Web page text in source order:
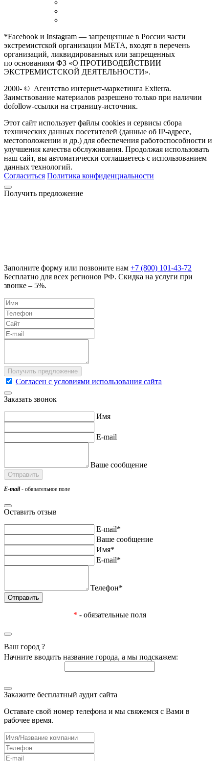
*Facebook и Instagram — запрещенные в России части
экстремистской организации META, входят в перечень
организаций, ликвидированных или запрещенных
по основаниям ФЗ «О ПРОТИВОДЕЙСТВИИ
ЭКСТРЕМИСТСКОЙ ДЕЯТЕЛЬНОСТИ».
2000- © Агентство интернет-маркетинга Exiterra.
Заимствование материалов разрешено только при наличии
dofollow-ссылки на страницу-источник.
Этот сайт использует файлы cookies и сервисы сбора
технических данных посетителей (данные об IP-адресе,
местоположении и др.) для обеспечения работоспособности и
улучшения качества обслуживания. Продолжая использовать
наш сайт, вы автоматически соглашаетесь с использованием
данных технологий.
Согласиться Политика конфиденциальности
Получить предложение
Заполните форму или позвоните нам +7 (800) 101-43-72
Бесплатно для всех регионов РФ. Скидка на услуги при
звонке – 5%.
Согласен с условиями использования сайта
Заказать звонок
Имя
E-mail
Ваше сообщение
E-mail- обязательное поле
Оставить отзыв
E-mail*
Ваше сообщение
Имя*
E-mail*
Телефон*
* - обязательные поля
Ваш город ?
Начните вводить название города, а мы подскажем:
Закажите бесплатный аудит сайта
Оставьте свой номер телефона и мы свяжемся с Вами в
рабочее время.